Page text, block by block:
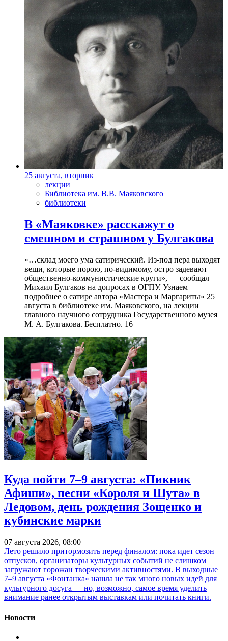
25 августа, вторник
лекции
Библиотека им. В.В. Маяковского
библиотеки
В «Маяковке» расскажут о
смешном и страшном у Булгакова
»…склад моего ума сатирический. Из-под пера выходят
вещи, которые порою, по-видимому, остро задевают
общественно-коммунистические круги», — сообщал
Михаил Булгаков на допросах в ОГПУ. Узнаем
подробнее о сатире автора «Мастера и Маргариты» 25
августа в библиотеке им. Маяковского, на лекции
главного научного сотрудника Государственного музея
М. А. Булгакова. Бесплатно. 16+
Куда пойти 7–9 августа: «Пикник
Афиши», песни «Короля и Шута» в
Ледовом, день рождения Зощенко и
кубинские марки
07 августа 2026, 08:00
Лето решило притормозить перед финалом: пока идет сезон
отпусков, организаторы культурных событий не слишком
загружают горожан творческими активностями. В выходные
7–9 августа «Фонтанка» нашла не так много новых идей для
культурного досуга — но, возможно, самое время уделить
внимание ранее открытым выставкам или почитать книги.
Новости